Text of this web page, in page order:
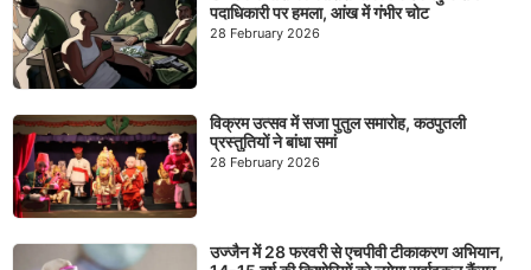
पदाधिकारी पर हमला, आंख में गंभीर चोट
28 February 2026
विक्रम उत्सव में सजा पुतुल समारोह, कठपुतली
प्रस्तुतियों ने बांधा समां
28 February 2026
उज्जैन में 28 फरवरी से एचपीवी टीकाकरण अभियान,